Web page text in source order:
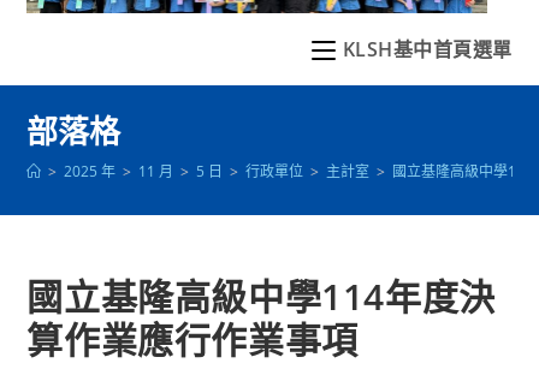
KLSH基中首頁選單
部落格
> 2025 年 > 11 月 > 5 日 > 行政單位 > 主計室 > 國立基隆高級中學
國立基隆高級中學114年度決
算作業應行作業事項